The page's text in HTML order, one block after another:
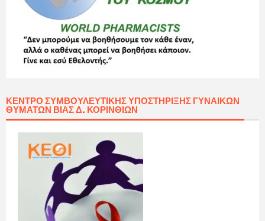
ΚΈΝΤΡΟ ΣΥΜΒΟΥΛΕΥΤΙΚΉΣ ΥΠΟΣΤΉΡΙΞΗΣ ΓΥΝΑΙΚΏΝ
ΘΥΜΆΤΩΝ ΒΊΑΣ Δ. ΚΟΡΙΝΘΊΩΝ